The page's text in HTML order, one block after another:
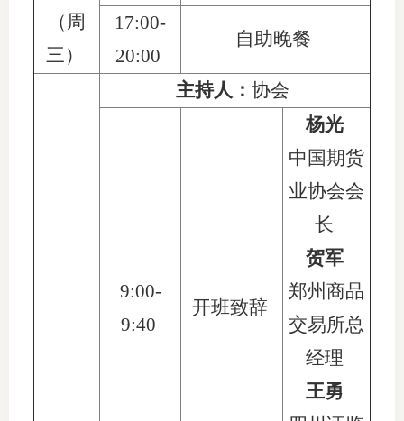
（周
三）
17:00-
20:00
自助晚餐
主持人： 协会
9:00-
9:40
开班致辞
杨光
中国期货
业协会会
长
贺军
郑州商品
交易所总
经理
王勇